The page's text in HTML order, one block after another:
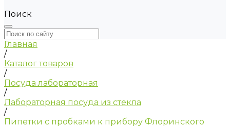
Поиск
Главная
/
Каталог товаров
/
Посуда лабораторная
/
Лабораторная посуда из стекла
/
Пипетки с пробками к прибору Флоринского